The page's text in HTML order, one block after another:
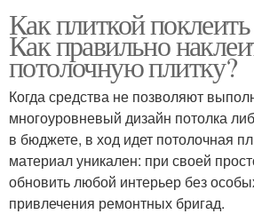
Как плиткой
Как правильно
потолочную плитку?
Когда средства не позволяют
многоуровневый дизайн потолка
в бюджете, в ход идет потолочная
материал уникален: при своей
обновить любой интерьер без
привлечения ремонтных бригад.